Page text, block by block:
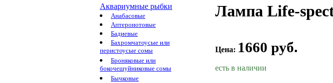
Аквариумные рыбки
Анабасовые
Аптеронотовые
Бадиевые
Бахромчатоусые или
перистоусые сомы
Броняковые или
бокочешуйниковые сомы
Бычковые
Лампа Life-
Цена: 1660 руб.
есть в наличии